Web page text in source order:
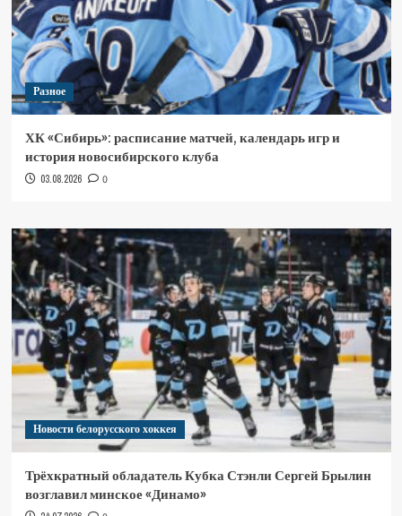
Разное
ХК «Сибирь»: расписание матчей, календарь игр и
история новосибирского клуба
03.08.2026 0
Новости белорусского хоккея
Трёхкратный обладатель Кубка Стэнли Сергей Брылин
возглавил минское «Динамо»